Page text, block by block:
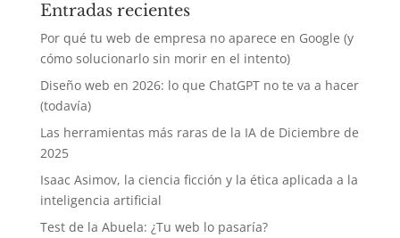
Entradas recientes
Por qué tu web de empresa no aparece en Google (y
cómo solucionarlo sin morir en el intento)
Diseño web en 2026: lo que ChatGPT no te va a hacer
(todavía)
Las herramientas más raras de la IA de Diciembre de
2025
Isaac Asimov, la ciencia ficción y la ética aplicada a la
inteligencia artificial
Test de la Abuela: ¿Tu web lo pasaría?